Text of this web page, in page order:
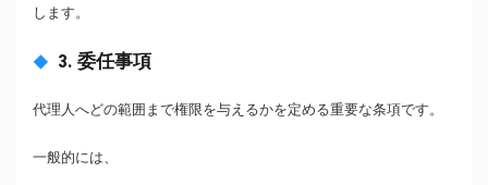
します。
3. 委任事項
代理人へどの範囲まで権限を与えるかを定める重要な条項です。
一般的には、